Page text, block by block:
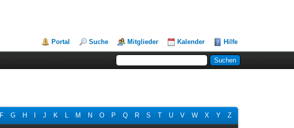
Portal Suche Mitglieder Kalender Hilfe
F G H J K L M N O P Q R S T U V W X Y Z